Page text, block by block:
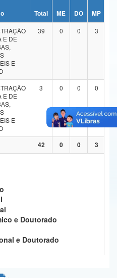
e Comunicações
Humanos
Total ME DO MP
E DE
E
39 0 0 3
E DE
E
3 0 0 0
42 0 0 3
e Doutorado
e Doutorado